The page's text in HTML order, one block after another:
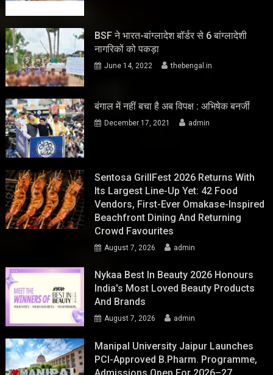
BSF ने भारत-बांग्लादेश बॉर्डर से 6 बांग्लादेशी
नागरिकों को पकड़ा
June 14, 2022 thebengal.in
बंगाल में नहीं बचा है अब विपक्ष : अभिषेक बनर्जी
December 17, 2021 admin
Sentosa GrillFest 2026 Returns With
Its Largest Line-Up Yet: 42 Food
Vendors, First-Ever Omakase-Inspired
Beachfront Dining And Returning
Crowd Favourites
August 7, 2026 admin
Nykaa Best In Beauty 2026 Honours
India's Most Loved Beauty Products
And Brands
August 7, 2026 admin
Manipal University Jaipur Launches
PCI-Approved B.Pharm. Programme,
Admissions Open For 2026–27